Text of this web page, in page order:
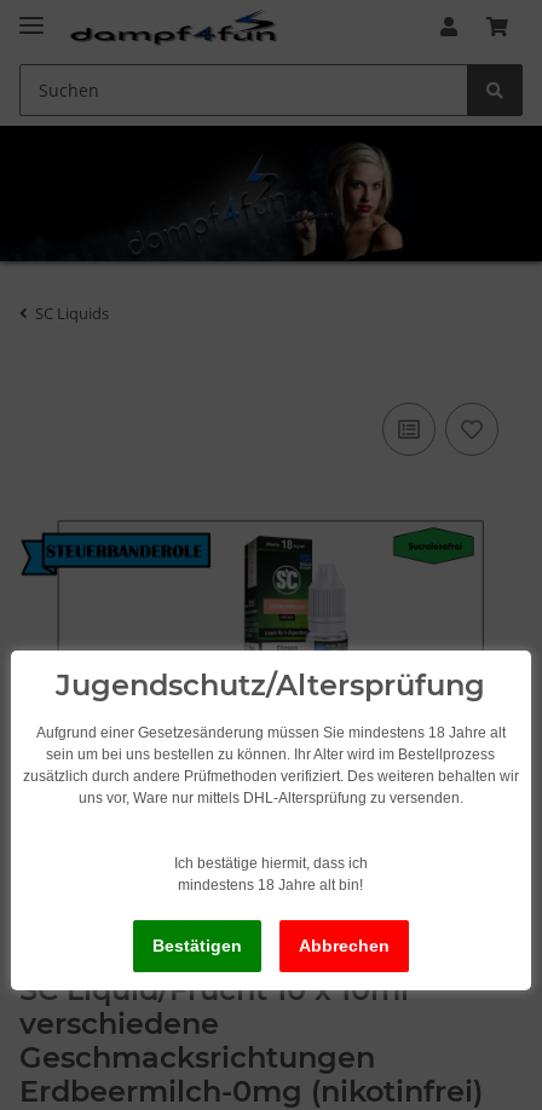
SC Liquids
SC Liquid/Frucht 10 x 10ml
verschiedene
Geschmacksrichtungen
Erdbeermilch-0mg (nikotinfrei)
Jugendschutz/Altersprüfung
Aufgrund einer Gesetzesänderung müssen Sie mindestens 18 Jahre alt
sein um bei uns bestellen zu können. Ihr Alter wird im Bestellprozess
zusätzlich durch andere Prüfmethoden verifiziert. Des weiteren behalten wir
uns vor, Ware nur mittels DHL-Altersprüfung zu versenden.
Ich bestätige hiermit, dass ich
mindestens 18 Jahre alt bin!